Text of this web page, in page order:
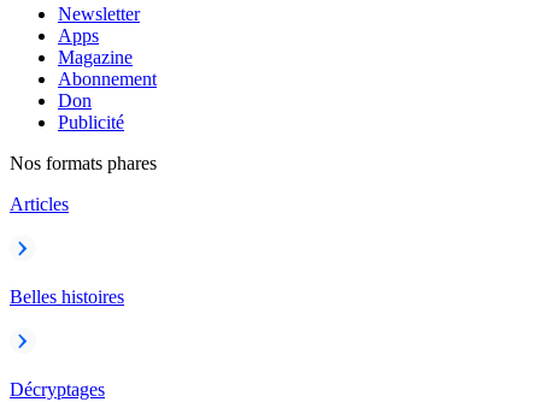
Newsletter
Apps
Magazine
Abonnement
Don
Publicité
Nos formats phares
Articles
Belles histoires
Décryptages